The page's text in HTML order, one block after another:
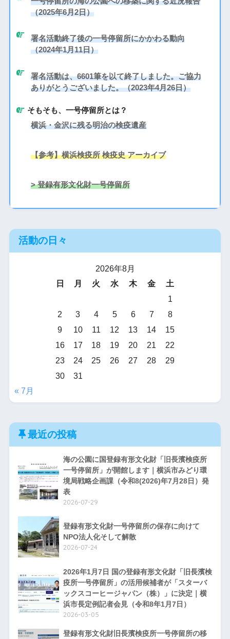
（2025年6月2日）
署名活動終了後の一号停留所にかかわる動向
（2024年1月11日）
署名活動は、6601筆を以て終了しました。ご協力
ありがとうございました。（2023年4月26日）
そもそも、一号停留所とは？
横浜・金沢に残る明治の検疫遺産
【参考】横浜検疫所 検疫史 アーカイブ
> 登録有形文化財一号停留所
活動の日々
2026年8月
日
月 火 水 木 金
土
1
2
3 4 5 6 7
8
9
10 11 12 13 14
15
16
17 18 19 20 21
22
23
24 25 26 27 28
29
30
31
« 7月
最近の投稿
海の公園に国登録有形文化財「旧長濱検疫所
一号停留所」が開館します｜横浜市みどり環
境局戦略企画課（令和8(2026)年7月28日）発
表
2026-07-29
登録有形文化財一号停留所の保存に向けて
NPO法人化そして解散
2026-07-24
2026年1月7日 国の登録有形文化財「旧長濱検
疫所一号停留所」の活用候補者が「スターバ
ックスコーヒージャパン（株）」に決定｜横
浜市長定例記者会見（令和8年1月7日）
2026-03-05
登録有形文化財旧長濱検疫所一号停留所の移